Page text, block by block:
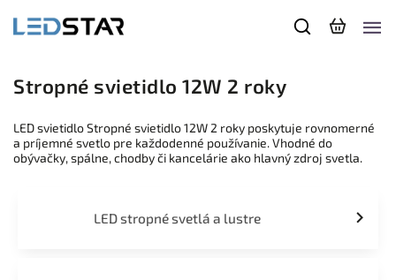
Stropné svietidlo 12W 2 roky
LED svietidlo Stropné svietidlo 12W 2 roky poskytuje rovnomerné
a príjemné svetlo pre každodenné používanie. Vhodné do
obývačky, spálne, chodby či kancelárie ako hlavný zdroj svetla.
LED stropné svetlá a lustre